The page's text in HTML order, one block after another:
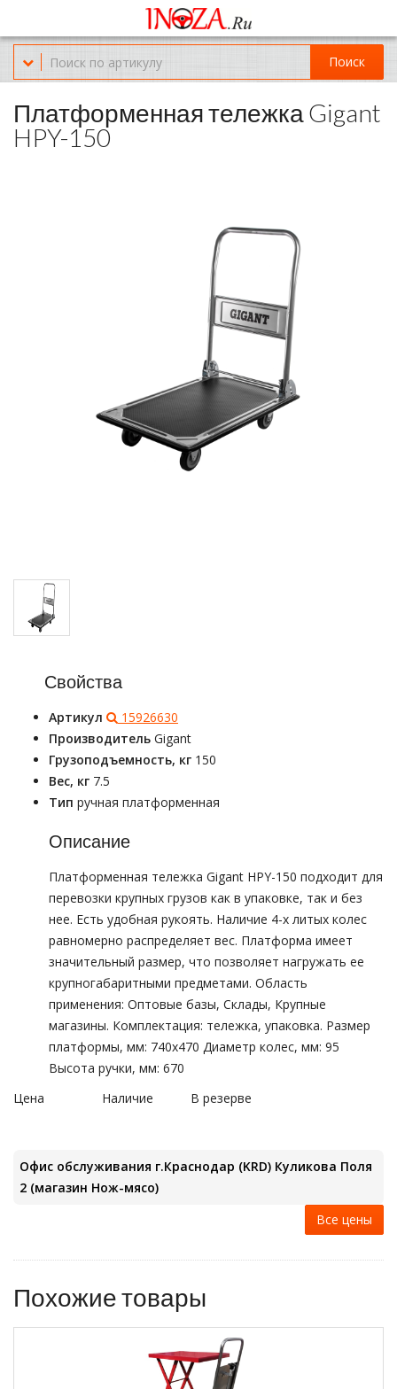
Офис обслуживания г.Краснодар (KRD) Куликова Поля 2 (магазин
Нож-мясо)
8-(967)-300-69-11
Поиск
Платформенная тележка Gigant
HPY-150
Свойства
Артикул
15926630
Производитель Gigant
Грузоподъемность, кг 150
Вес, кг 7.5
Тип ручная платформенная
Описание
Платформенная тележка Gigant HPY-150 подходит для
перевозки крупных грузов как в упаковке, так и без
нее. Есть удобная рукоять. Наличие 4-х литых колес
равномерно распределяет вес. Платформа имеет
значительный размер, что позволяет нагружать ее
крупногабаритными предметами. Область
применения: Оптовые базы, Склады, Крупные
магазины. Комплектация: тележка, упаковка. Размер
платформы, мм: 740х470 Диаметр колес, мм: 95
Высота ручки, мм: 670
Цена
Наличие В резерве
Офис обслуживания г.Краснодар (KRD) Куликова Поля
2 (магазин Нож-мясо)
Все цены
Похожие товары